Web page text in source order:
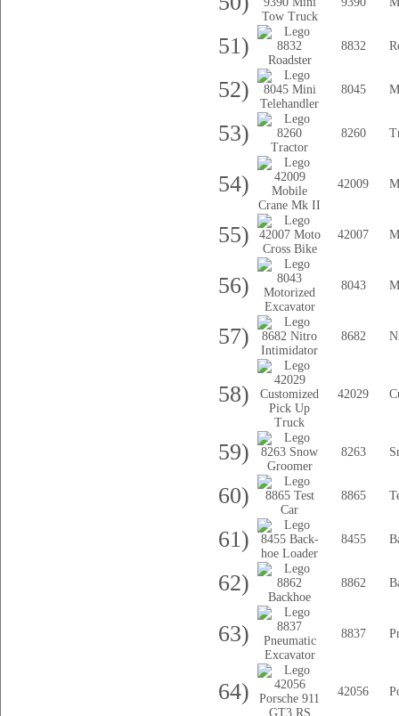
51) 8832
52) 8045
53) 8260
54) 42009
55) 42007
56) 8043
57) 8682
58) 42029
59) 8263
60) 8865
61) 8455
62) 8862
63) 8837
64) 42056